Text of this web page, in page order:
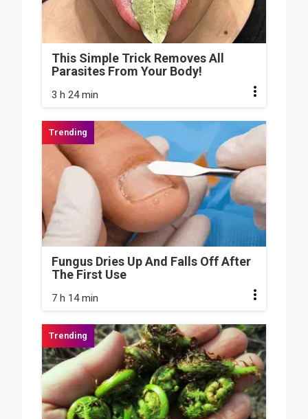
This Simple Trick Removes All
Parasites From Your Body!
3 h 24 min
Fungus Dries Up And Falls Off After
The First Use
7 h 14 min